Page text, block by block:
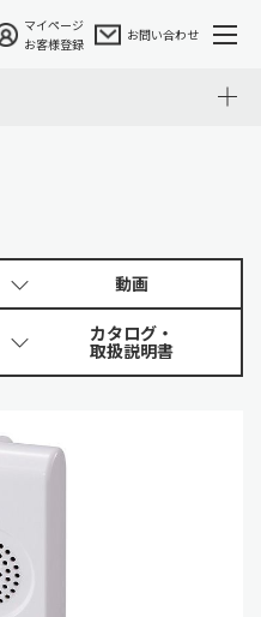
マイページ
お客様登録
お問い合わせ
動画
カタログ・
取扱説明書